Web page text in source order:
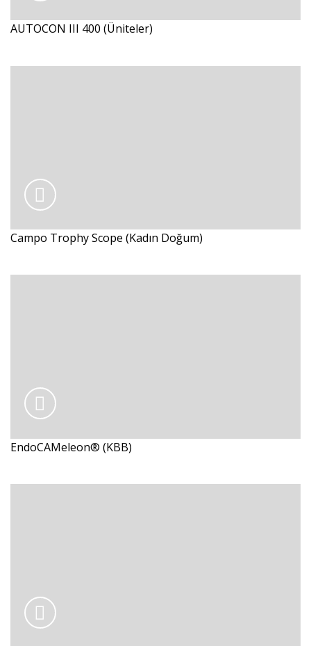
AUTOCON III 400 (Üniteler)
Campo Trophy Scope (Kadın Doğum)
EndoCAMeleon® (KBB)